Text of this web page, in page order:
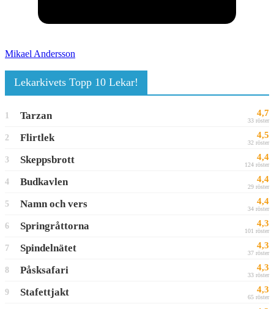
Mikael Andersson
Lekarkivets Topp 10 Lekar!
1 Tarzan 4,7
33 röster
2 Flirtlek 4,5
32 röster
3 Skeppsbrott 4,4
124 röster
4 Budkavlen 4,4
29 röster
5 Namn och vers 4,4
34 röster
6 Springråttorna 4,3
101 röster
7 Spindelnätet 4,3
37 röster
8 Påsksafari 4,3
33 röster
9 Stafettjakt 4,3
65 röster